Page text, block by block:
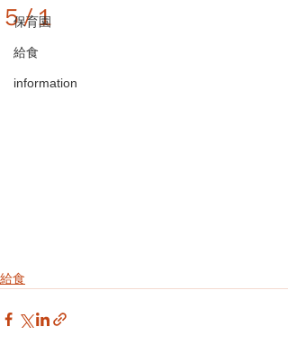
保育園
給食
information
５/１
給食